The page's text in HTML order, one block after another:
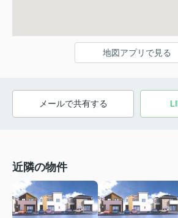
地図アプリで見る
メールで共有する
近隣の物件